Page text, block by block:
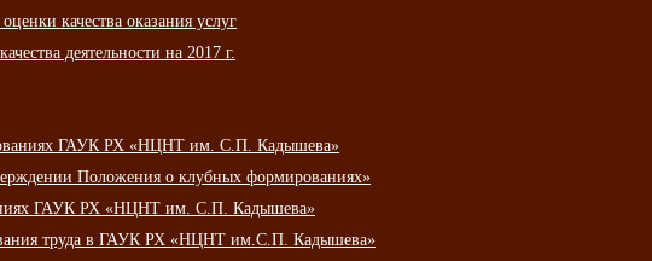
качества оказания услуг
деятельности на 2017 г.
ГАУК РХ «НЦНТ им. С.П. Кадышева»
Положения о клубных формированиях»
ГАУК РХ «НЦНТ им. С.П. Кадышева»
труда в ГАУК РХ «НЦНТ им.С.П. Кадышева»